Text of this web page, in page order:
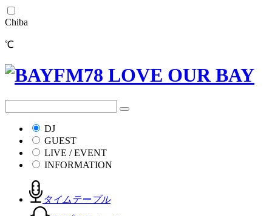
Chiba
℃
DJ
GUEST
LIVE / EVENT
INFORMATION
タイムテーブル